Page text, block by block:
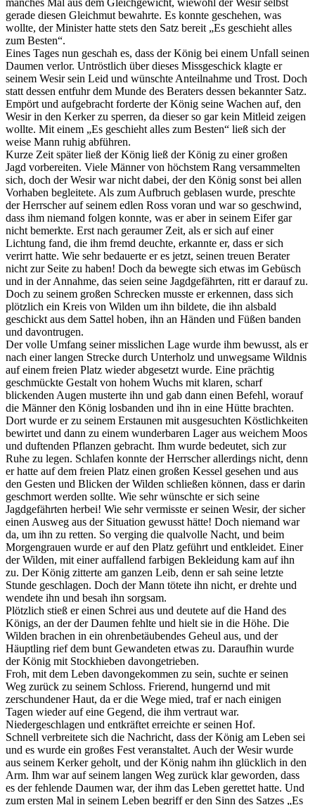
manches Mal aus dem Gleichgewicht, wiewohl der Wesir selbst
gerade diesen Gleichmut bewahrte. Es konnte geschehen, was
wollte, der Minister hatte stets den Satz bereit „Es geschieht alles
zum Besten“.
Eines Tages nun geschah es, dass der König bei einem Unfall seinen
Daumen verlor. Untröstlich über dieses Missgeschick klagte er
seinem Wesir sein Leid und wünschte Anteilnahme und Trost. Doch
statt dessen entfuhr dem Munde des Beraters dessen bekannter Satz.
Empört und aufgebracht forderte der König seine Wachen auf, den
Wesir in den Kerker zu sperren, da dieser so gar kein Mitleid zeigen
wollte. Mit einem „Es geschieht alles zum Besten“ ließ sich der
weise Mann ruhig abführen.
Kurze Zeit später ließ der König ließ der König zu einer großen
Jagd vorbereiten. Viele Männer von höchstem Rang versammelten
sich, doch der Wesir war nicht dabei, der den König sonst bei allen
Vorhaben begleitete. Als zum Aufbruch geblasen wurde, preschte
der Herrscher auf seinem edlen Ross voran und war so geschwind,
dass ihm niemand folgen konnte, was er aber in seinem Eifer gar
nicht bemerkte. Erst nach geraumer Zeit, als er sich auf einer
Lichtung fand, die ihm fremd deuchte, erkannte er, dass er sich
verirrt hatte. Wie sehr bedauerte er es jetzt, seinen treuen Berater
nicht zur Seite zu haben! Doch da bewegte sich etwas im Gebüsch
und in der Annahme, das seien seine Jagdgefährten, ritt er darauf zu.
Doch zu seinem großen Schrecken musste er erkennen, dass sich
plötzlich ein Kreis von Wilden um ihn bildete, die ihn alsbald
geschickt aus dem Sattel hoben, ihn an Händen und Füßen banden
und davontrugen.
Der volle Umfang seiner misslichen Lage wurde ihm bewusst, als er
nach einer langen Strecke durch Unterholz und unwegsame Wildnis
auf einem freien Platz wieder abgesetzt wurde. Eine prächtig
geschmückte Gestalt von hohem Wuchs mit klaren, scharf
blickenden Augen musterte ihn und gab dann einen Befehl, worauf
die Männer den König losbanden und ihn in eine Hütte brachten.
Dort wurde er zu seinem Erstaunen mit ausgesuchten Köstlichkeiten
bewirtet und dann zu einem wunderbaren Lager aus weichem Moos
und duftenden Pflanzen gebracht. Ihm wurde bedeutet, sich zur
Ruhe zu legen. Schlafen konnte der Herrscher allerdings nicht, denn
er hatte auf dem freien Platz einen großen Kessel gesehen und aus
den Gesten und Blicken der Wilden schließen können, dass er darin
geschmort werden sollte. Wie sehr wünschte er sich seine
Jagdgefährten herbei! Wie sehr vermisste er seinen Wesir, der sicher
einen Ausweg aus der Situation gewusst hätte! Doch niemand war
da, um ihn zu retten. So verging die qualvolle Nacht, und beim
Morgengrauen wurde er auf den Platz geführt und entkleidet. Einer
der Wilden, mit einer auffallend farbigen Bekleidung kam auf ihn
zu. Der König zitterte am ganzen Leib, denn er sah seine letzte
Stunde geschlagen. Doch der Mann tötete ihn nicht, er drehte und
wendete ihn und besah ihn sorgsam.
Plötzlich stieß er einen Schrei aus und deutete auf die Hand des
Königs, an der der Daumen fehlte und hielt sie in die Höhe. Die
Wilden brachen in ein ohrenbetäubendes Geheul aus, und der
Häuptling rief dem bunt Gewandeten etwas zu. Daraufhin wurde
der König mit Stockhieben davongetrieben.
Froh, mit dem Leben davongekommen zu sein, suchte er seinen
Weg zurück zu seinem Schloss. Frierend, hungernd und mit
zerschundener Haut, da er die Wege mied, traf er nach einigen
Tagen wieder auf eine Gegend, die ihm vertraut war.
Niedergeschlagen und entkräftet erreichte er seinen Hof.
Schnell verbreitete sich die Nachricht, dass der König am Leben sei
und es wurde ein großes Fest veranstaltet. Auch der Wesir wurde
aus seinem Kerker geholt, und der König nahm ihn glücklich in den
Arm. Ihm war auf seinem langen Weg zurück klar geworden, dass
es der fehlende Daumen war, der ihm das Leben gerettet hatte. Und
zum ersten Mal in seinem Leben begriff er den Sinn des Satzes „Es